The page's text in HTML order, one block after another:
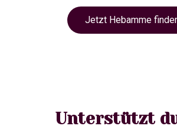
Jetzt Hebamme
Unterstützt